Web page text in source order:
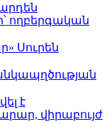
ողբերգական
Սուրեն
է
վիրաբույժ